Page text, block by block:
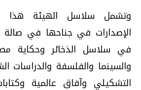
وتشمل سلاسل الهيئة هذا
في سلاسل الذخائر وحكاية
والسينما والفلسفة والدراسات
التشكيلي وآفاق عالمية